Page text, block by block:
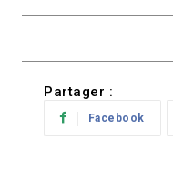
Partager :
Facebook